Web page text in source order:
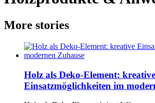
More stories
Holz als Deko-Element: kreative
Einsatzmöglichkeiten im